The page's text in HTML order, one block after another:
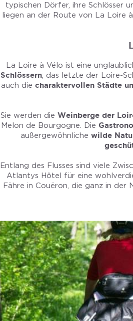
typischen Dörfer, ihre Schlösser
liegen an der Route von La Loire
La Loire à Vélo ist eine
Schlössern; das letzte der Loire-
auch die charaktervollen Städte
Sie werden die Weinberge der
Melon de Bourgogne. Die
außergewöhnliche wilde
Entlang des Flusses sind viele
Atlantys Hôtel für eine
Fähre in Couëron, die ganz in